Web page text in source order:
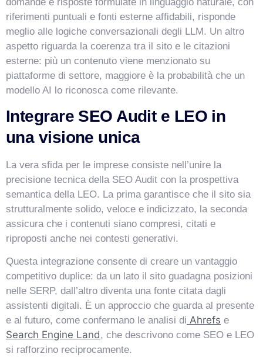
riferimenti puntuali e fonti esterne affidabili, risponde
meglio alle logiche conversazionali degli LLM. Un altro
aspetto riguarda la coerenza tra il sito e le citazioni
esterne: più un contenuto viene menzionato su
piattaforme di settore, maggiore è la probabilità che un
modello AI lo riconosca come rilevante.
Integrare SEO Audit e LEO in
una visione unica
La vera sfida per le imprese consiste nell’unire la
precisione tecnica della SEO Audit con la prospettiva
semantica della LEO. La prima garantisce che il sito sia
strutturalmente solido, veloce e indicizzato, la seconda
assicura che i contenuti siano compresi, citati e
riproposti anche nei contesti generativi.
Questa integrazione consente di creare un vantaggio
competitivo duplice: da un lato il sito guadagna posizioni
nelle SERP, dall’altro diventa una fonte citata dagli
assistenti digitali. È un approccio che guarda al presente
e al futuro, come confermano le analisi di Ahrefs e
Search Engine Land, che descrivono come SEO e LEO
si rafforzino reciprocamente.